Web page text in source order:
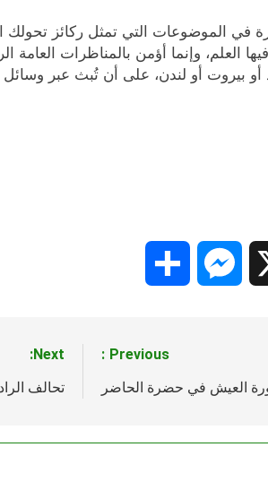
الموضوعات التي تمثل ركائز تحولك
العلم، وإنما أؤمن بالمناظرات
أو لندن، على أن تُبث عبر وسائل
Messenger
Previous:
العيش في حضرة الحاضر
Next:
تحالف